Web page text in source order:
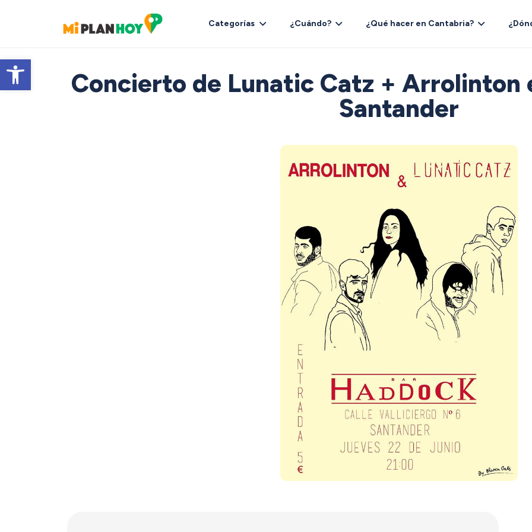
Abrir barra de herramientas
Categorías ¿Cuándo? ¿Qué hacer en Cantabria?
Concierto de Lunatic Catz + Arrolinton
Santander